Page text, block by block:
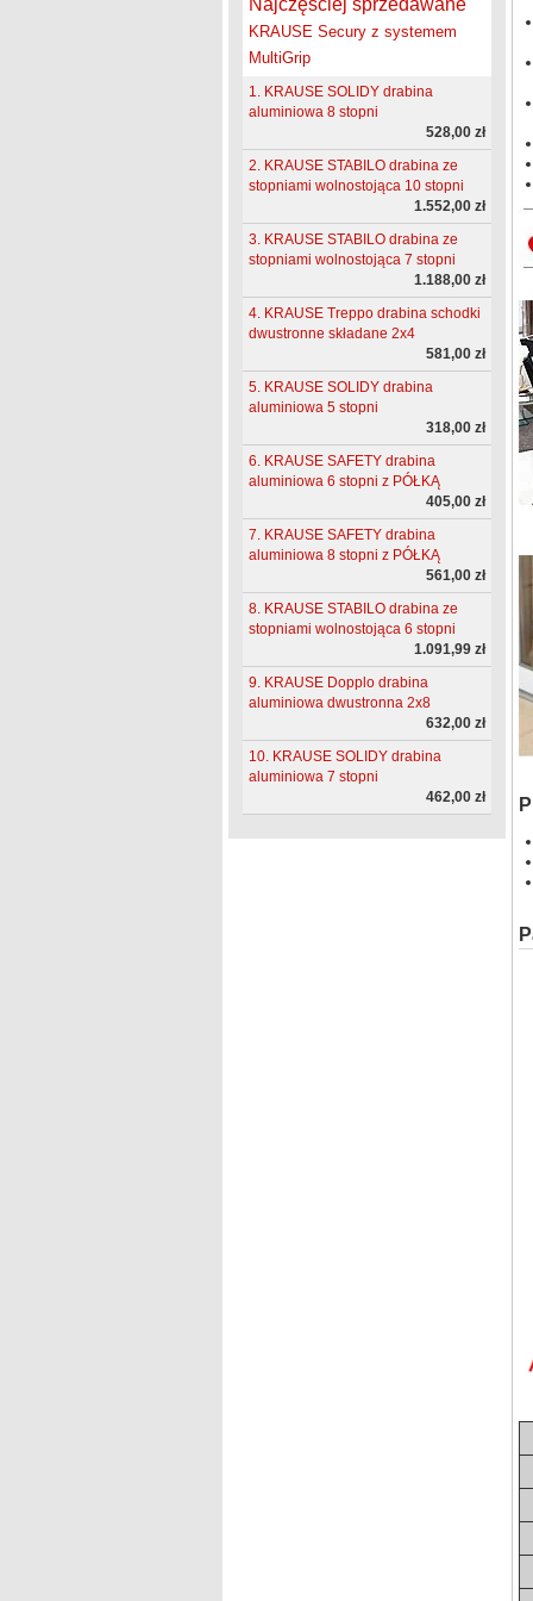
KRAUSE Secury z systemem
MultiGrip
1. KRAUSE SOLIDY drabina
aluminiowa 8 stopni
528,00 zł
2. KRAUSE STABILO drabina ze
stopniami wolnostojąca 10 stopni
1.552,00 zł
3. KRAUSE STABILO drabina ze
stopniami wolnostojąca 7 stopni
1.188,00 zł
4. KRAUSE Treppo drabina schodki
dwustronne składane 2x4
581,00 zł
5. KRAUSE SOLIDY drabina
aluminiowa 5 stopni
318,00 zł
6. KRAUSE SAFETY drabina
aluminiowa 6 stopni z PÓŁKĄ
405,00 zł
7. KRAUSE SAFETY drabina
aluminiowa 8 stopni z PÓŁKĄ
561,00 zł
8. KRAUSE STABILO drabina ze
stopniami wolnostojąca 6 stopni
1.091,99 zł
9. KRAUSE Dopplo drabina
aluminiowa dwustronna 2x8
632,00 zł
10. KRAUSE SOLIDY drabina
aluminiowa 7 stopni
462,00 zł